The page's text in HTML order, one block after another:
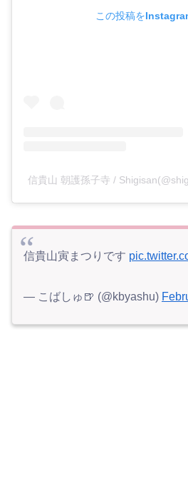
この投稿を
信貴山 朝護孫子寺 /
信貴山寅まつりです
— こばしゅ🍺 (@kbyashu)